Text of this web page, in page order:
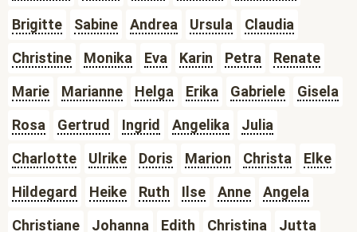
Brigitte
Sabine Andrea Ursula
Claudia
Christine
Monika Eva Karin Petra
Renate
Marie
Marianne Helga Erika Gabriele
Gisela
Rosa
Gertrud Ingrid Angelika
Julia
Charlotte
Ulrike Doris Marion Christa
Elke
Hildegard
Heike Ruth Ilse Anne
Angela
Christiane
Johanna Edith Christina Jutta